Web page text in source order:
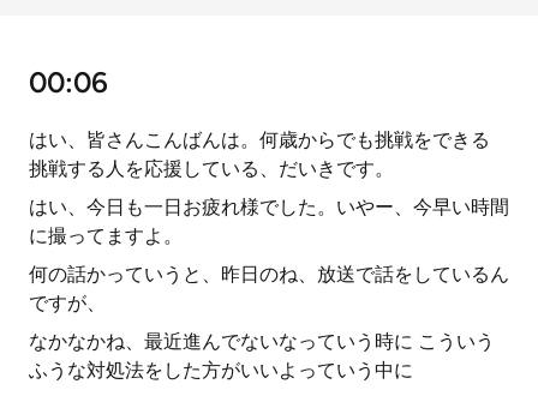
00:06
はい、皆さんこんばんは。何歳からでも挑戦をできる
挑戦する人を応援している、だいきです。
はい、今日も一日お疲れ様でした。いやー、今早い時間
に撮ってますよ。
何の話かっていうと、昨日のね、放送で話をしているん
ですが、
なかなかね、最近進んでないなっていう時に こういう
ふうな対処法をした方がいいよっていう中に